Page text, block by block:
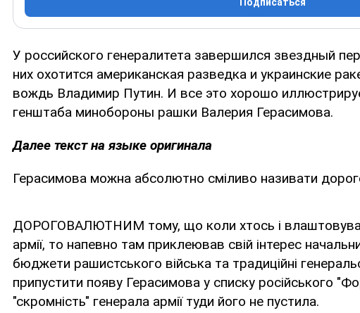
У российского генералитета завершился звездный
них охотится американская разведка и украинские
вождь Владимир Путин. И все это хорошо
генштаба минобороны рашки Валерия Герасимова.
Далее текст на языке оригинала
Герасимова можна абсолютно сміливо називати
ДОРОГОВАЛЮТНИМ тому, що коли хтось і
армії, то напевно там приклеював свій інтерес
бюджети рашистського війська та традиційні
припустити появу Герасимова у списку російського
"скромність" генерала армії туди його не пустила.